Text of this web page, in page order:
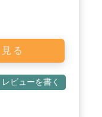
る
レビューを書く